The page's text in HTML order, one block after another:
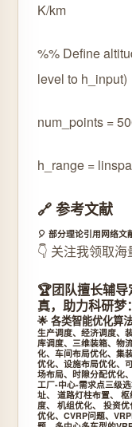
K/km
%% Define
level to h_input)
num_points =
h_range =
🔗 参考文献
🎈 部分理论引用网络文
👇 关注我领取
🏆团队擅长辅
真，助力科研梦：
🌟 各类智能优化算
生产调度、经济调度、
库调度、三维装箱、物
化、车间布局优化、集
优化、设施布局优化、
场布局、时隙分配优化
工厂-中心-需求点三级
址、 道路灯柱布置、
度、 机组优化、 投资
优化、CVRP问题、